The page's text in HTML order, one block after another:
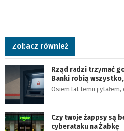
Zobacz również
Rząd radzi trzymać
Banki robią
Osiem lat temu pytałem,
Czy twoje żappsy są
cyberataku na Żabkę